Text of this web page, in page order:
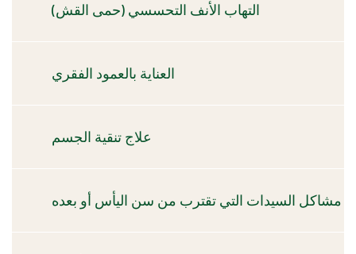
التهاب الأنف التحسسي (حمى القش)
العناية بالعمود الفقري
علاج تنقية الجسم
مشاكل السيدات التي تقترب من سن اليأس أو بعده